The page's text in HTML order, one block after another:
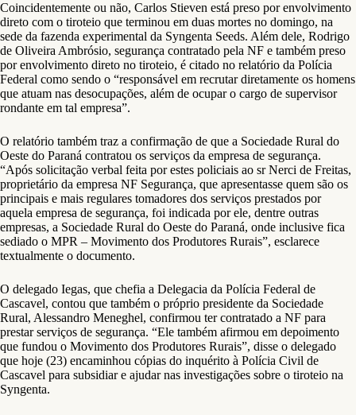
Coincidentemente ou não, Carlos Stieven está preso por envolvimento
direto com o tiroteio que terminou em duas mortes no domingo, na
sede da fazenda experimental da Syngenta Seeds. Além dele, Rodrigo
de Oliveira Ambrósio, segurança contratado pela NF e também preso
por envolvimento direto no tiroteio, é citado no relatório da Polícia
Federal como sendo o “responsável em recrutar diretamente os homens
que atuam nas desocupações, além de ocupar o cargo de supervisor
rondante em tal empresa”.
O relatório também traz a confirmação de que a Sociedade Rural do
Oeste do Paraná contratou os serviços da empresa de segurança.
“Após solicitação verbal feita por estes policiais ao sr Nerci de Freitas,
proprietário da empresa NF Segurança, que apresentasse quem são os
principais e mais regulares tomadores dos serviços prestados por
aquela empresa de segurança, foi indicada por ele, dentre outras
empresas, a Sociedade Rural do Oeste do Paraná, onde inclusive fica
sediado o MPR – Movimento dos Produtores Rurais”, esclarece
textualmente o documento.
O delegado Iegas, que chefia a Delegacia da Polícia Federal de
Cascavel, contou que também o próprio presidente da Sociedade
Rural, Alessandro Meneghel, confirmou ter contratado a NF para
prestar serviços de segurança. “Ele também afirmou em depoimento
que fundou o Movimento dos Produtores Rurais”, disse o delegado
que hoje (23) encaminhou cópias do inquérito à Polícia Civil de
Cascavel para subsidiar e ajudar nas investigações sobre o tiroteio na
Syngenta.